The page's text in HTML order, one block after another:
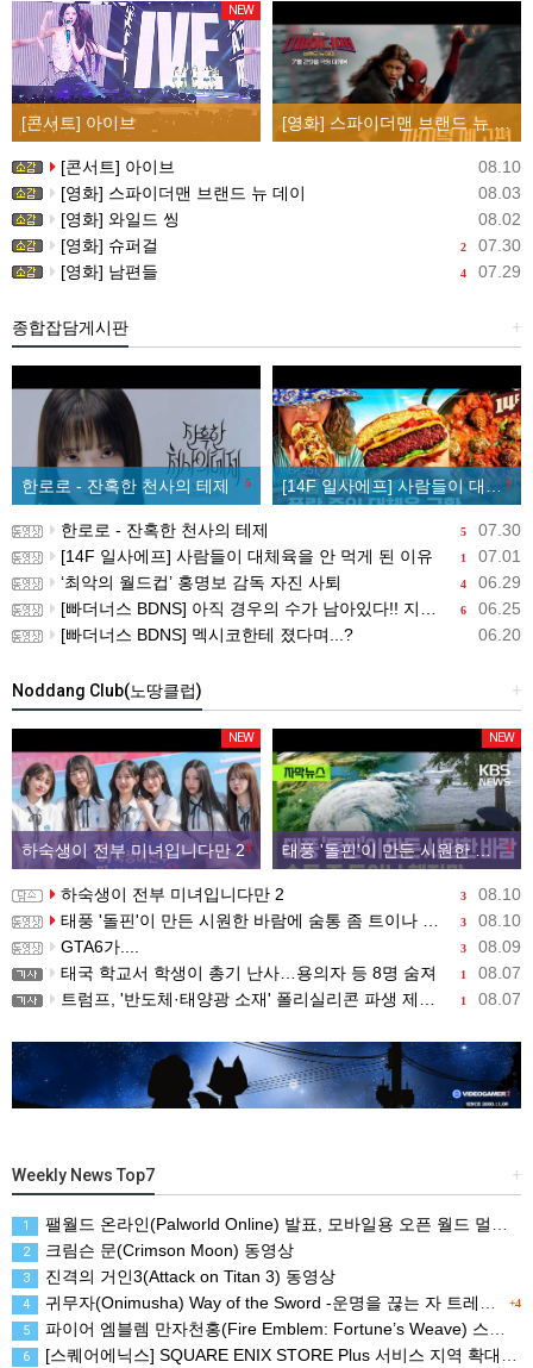
NEW
[콘서트] 아이브
08.10
[콘서트] 아이브
08.03
[영화] 스파이더맨 브랜드 뉴 데이
08.02
[영화] 와일드 씽
2 07.30
[영화] 슈퍼걸
4 07.29
[영화] 남편들
+
종합잡담게시판
5
한로로 - 잔혹한 천사의 테제 1
[14F 일사에프] 사람들이 대체육을 안 먹게 된 이유
5 07.30
한로로 - 잔혹한 천사의 테제
1 07.01
[14F 일사에프] 사람들이 대체육을 안 먹게 된 이유
4 06.29
‘최악의 월드컵’ 홍명보 감독 자진 사퇴
6 06.25
[빠더너스 BDNS] 아직 경우의 수가 남아있다!! 지금부터 시작이야!!
06.20
[빠더너스 BDNS] 멕시코한테 졌다며...?
+
Noddang Club(노땅클럽)
NEW
3
하숙생이 전부 미녀입니다만 2
NEW
3
태풍 '돌핀'이 만든 시원한 바람에 숨통 좀 트이나 했지만…
3 08.10
하숙생이 전부 미녀입니다만 2
3 08.10
태풍 '돌핀'이 만든 시원한 바람에 숨통 좀 트이나 했지만…
3 08.09
GTA6가....
1 08.07
태국 학교서 학생이 총기 난사…용의자 등 8명 숨져
1 08.07
트럼프, '반도체·태양광 소재' 폴리실리콘 파생 제품에 15% 관세...한국 기업도 영향
+
Weekly News Top7
1 팰월드 온라인(Palworld Online) 발표, 모바일용 오픈 월드 멀티플레이 생존 크래프트
2 크림슨 문(Crimson Moon) 동영상
3 진격의 거인3(Attack on Titan 3) 동영상
+4
4 귀무자(Onimusha) Way of the Sword -운명을 끊는 자 트레일러
5 파이어 엠블렘 만자천홍(Fire Emblem: Fortune’s Weave) 스크린샷과 동영상(한국어 자막)
6 [스퀘어에닉스] SQUARE ENIX STORE Plus 서비스 지역 확대, 인기 신상품 라인업 순차적 입고